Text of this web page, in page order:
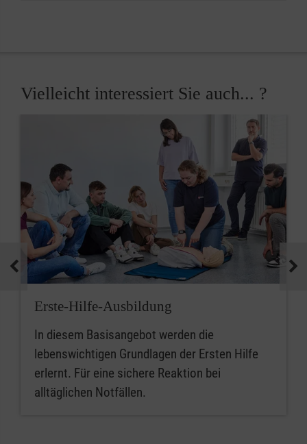
Vielleicht interessiert Sie auch... ?
Erste-Hilfe-Ausbildung
In diesem Basisangebot werden die
lebenswichtigen Grundlagen der Ersten Hilfe
erlernt. Für eine sichere Reaktion bei
alltäglichen Notfällen.